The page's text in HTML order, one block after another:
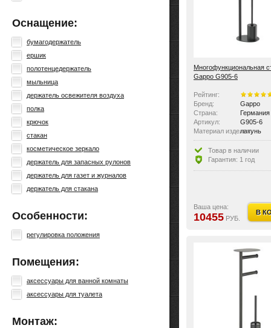
Оснащение:
бумагодержатель
ершик
полотенцедержатель
мыльница
держатель освежителя воздуха
полка
крючок
стакан
косметическое зеркало
держатель для запасных рулонов
держатель для газет и журналов
держатель для стакана
Особенности:
регулировка положения
Помещения:
аксессуары для ванной комнаты
аксессуары для туалета
Монтаж:
Многофункциональная
Gappo G905-6
Рейтинг:
Бренд:
Gappo
Страна:
Германия
Артикул:
G905-6
Материал изделия:
латунь
Размер:
Тип крепления:без
Оснащение:
Товар в наличии
Гарантия: 1 год
Ваша цена:
10455 РУБ.
В